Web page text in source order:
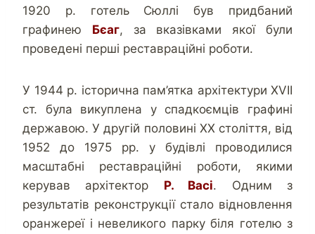
1920 р. готель Сюллі був придбаний
графинею Бєаг, за вказівками якої були
проведені перші реставраційні роботи.
У 1944 р. історична пам’ятка архітектури XVII
ст. була викуплена у спадкоємців графині
державою. У другій половині ХХ століття, від
1952 до 1975 рр. у будівлі проводилися
масштабні реставраційні роботи, якими
керував архітектор Р. Васі. Одним з
результатів реконструкції стало відновлення
оранжереї і невеликого парку біля готелю з